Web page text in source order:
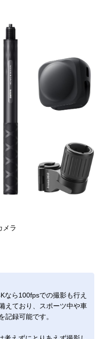
メラ
なら100fpsでの撮影も行え
えており、スポーツ中や車
記録可能です。